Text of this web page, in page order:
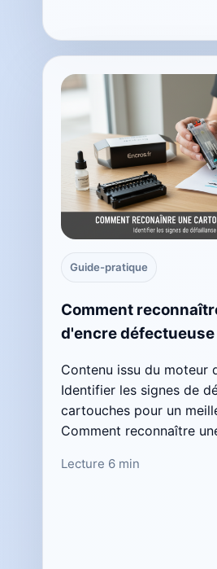
Guide-pratique
Comment
d'encre défectueuse
Contenu issu du moteur
Identifier les signes de
cartouches pour un
Comment reconnaître
Lecture 6 min